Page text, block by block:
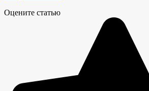
Оцените статью